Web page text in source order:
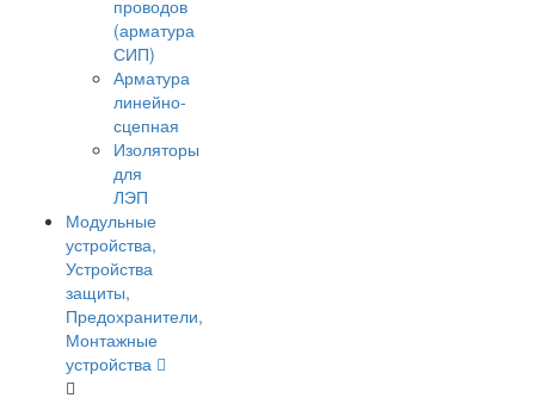
проводов
(арматура
СИП)
Арматура
линейно-
сцепная
Изоляторы
для
ЛЭП
Модульные
устройства,
Устройства
защиты,
Предохранители,
Монтажные
устройства